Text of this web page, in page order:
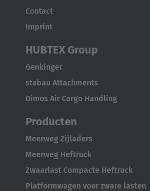
Contact
Imprint
HUBTEX Group
Genkinger
stabau Attachments
Dimos Air Cargo Handling
Producten
Meerweg Zijladers
Meerweg Heftruck
Zwaarlast Compacte Heftruck
Platformwagen voor zware lasten